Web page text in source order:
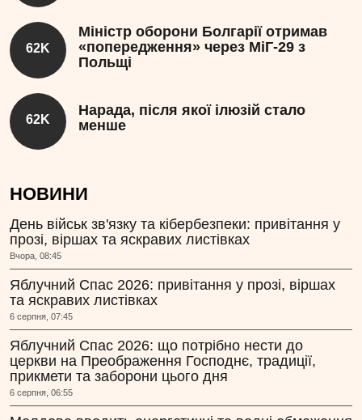
62K
Міністр оборони Болгарії отримав
«попередження» через МіГ-29 з
Польщі
62K
Нарада, після якої ілюзій стало
менше
НОВИНИ
День військ зв'язку та кібербезпеки: привітання у
прозі, віршах та яскравих листівках
Вчора, 08:45
Яблучний Спас 2026: привітання у прозі, віршах
та яскравих листівках
6 серпня, 07:45
Яблучний Спас 2026: що потрібно нести до
церкви на Преображення Господнє, традиції,
прикмети та заборони цього дня
6 серпня, 06:55